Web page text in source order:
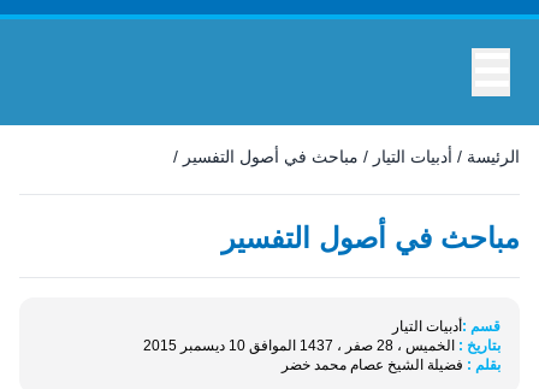
الرئيسة / أدبيات التيار / مباحث في أصول التفسير /
مباحث في أصول التفسير
قسم : أدبيات التيار
بتاريخ : الخميس ، 28 صفر ، 1437 الموافق 10 ديسمبر 2015
بقلم : فضيلة الشيخ عصام محمد خضر